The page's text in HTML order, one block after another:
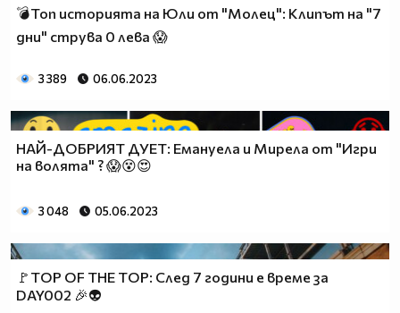
💣Топ историята на Юли от "Молец": Клипът на "7
дни" струва 0 лева 😱
3 389 06.06.2023
НАЙ-ДОБРИЯТ ДУЕТ: Емануела и Мирела от "Игри
на волята" ? 😱😵😍
3 048 05.06.2023
🚩TOP OF THE TOP: След 7 години е време за
DAY002 🎉👽